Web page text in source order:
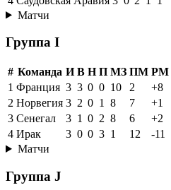
Матчи
Группа I
# Команда И В Н П МЗ ПМ РМ
1 Франция 3 3 0 0 10 2 +8
2 Норвегия 3 2 0 1 8 7 +1
3 Сенегал 3 1 0 2 8 6 +2
4 Ирак 3 0 0 3 1 12 -11
Матчи
Группа J